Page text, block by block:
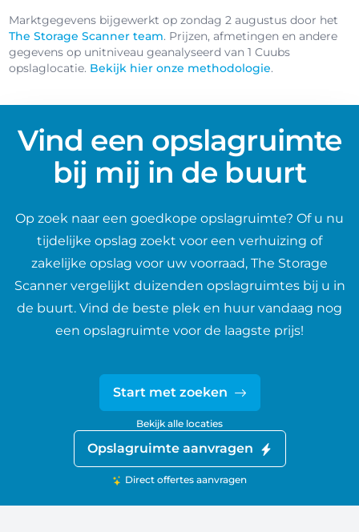
Marktgegevens bijgewerkt op zondag 2 augustus door het
The Storage Scanner team. Prijzen, afmetingen en andere
gegevens op unitniveau geanalyseerd van 1 Cuubs
opslaglocatie. Bekijk hier onze methodologie.
Vind een opslagruimte
bij mij in de buurt
Op zoek naar een goedkope opslagruimte? Of u nu
tijdelijke opslag zoekt voor een verhuizing of
zakelijke opslag voor uw voorraad, The Storage
Scanner vergelijkt duizenden opslagruimtes bij u in
de buurt. Vind de beste plek en huur vandaag nog
een opslagruimte voor de laagste prijs!
Start met zoeken
Bekijk alle locaties
Opslagruimte aanvragen
Direct offertes aanvragen